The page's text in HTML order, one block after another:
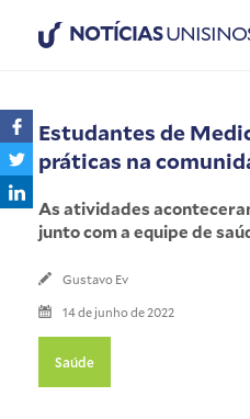
NOTÍCIAS
Estudantes de
práticas na
As atividades
junto com a equipe de
Gustavo Ev
14 de junho de 2022
Saúde